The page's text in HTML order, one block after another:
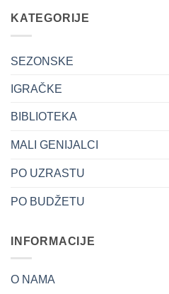
KATEGORIJE
SEZONSKE
IGRAČKE
BIBLIOTEKA
MALI GENIJALCI
PO UZRASTU
PO BUDŽETU
INFORMACIJE
O NAMA